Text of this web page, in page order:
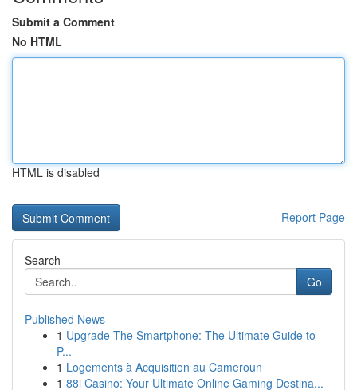
Submit a Comment
No HTML
HTML is disabled
Report Page
Search
Go
Published News
1 Upgrade The Smartphone: The Ultimate Guide to
P...
1 Logements à Acquisition au Cameroun
1 88i Casino: Your Ultimate Online Gaming Destina...